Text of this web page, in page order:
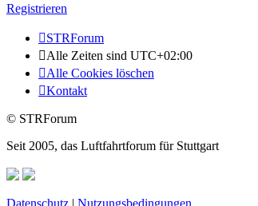
Registrieren
STRForum
Alle Zeiten sind UTC+02:00
Alle Cookies löschen
Kontakt
© STRForum
Seit 2005, das Luftfahrtforum für Stuttgart
Datenschutz | Nutzungsbedingungen